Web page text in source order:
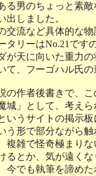
る男のちょっと素
出しました。
流など具体的な
タリーはNo.21です
天に向いた重力
て、フーゴハル氏
作者後書きで、
城」として、考え
うサイトの掲示
う形で部分ながら
雑で怪奇極まり
るとか、気が遠く
今でも執筆を諦め